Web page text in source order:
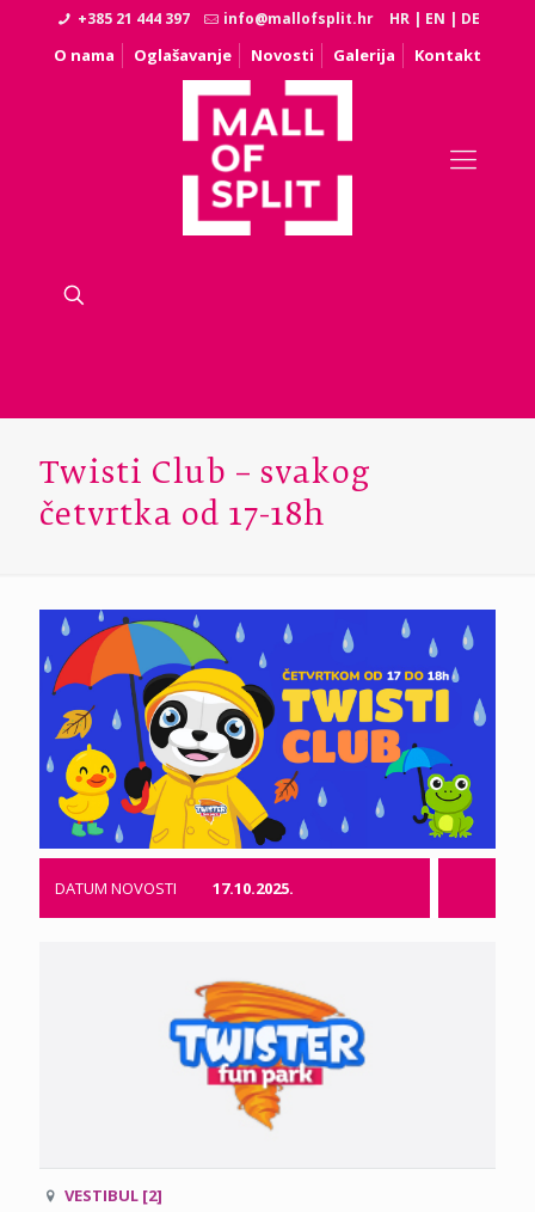
+385 21 444 397 info@mallofsplit.hr HR | EN | DE
O nama Oglašavanje Novosti Galerija Kontakt
Twisti Club – svakog
četvrtka od 17-18h
DATUM NOVOSTI 17.10.2025.
VESTIBUL [2]